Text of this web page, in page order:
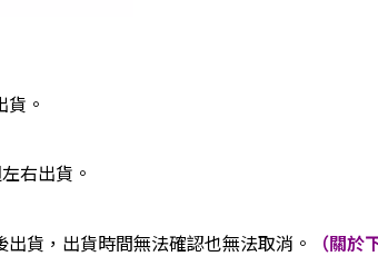
。
右出貨。
貨，出貨時間無法確認也無法取消。 （關